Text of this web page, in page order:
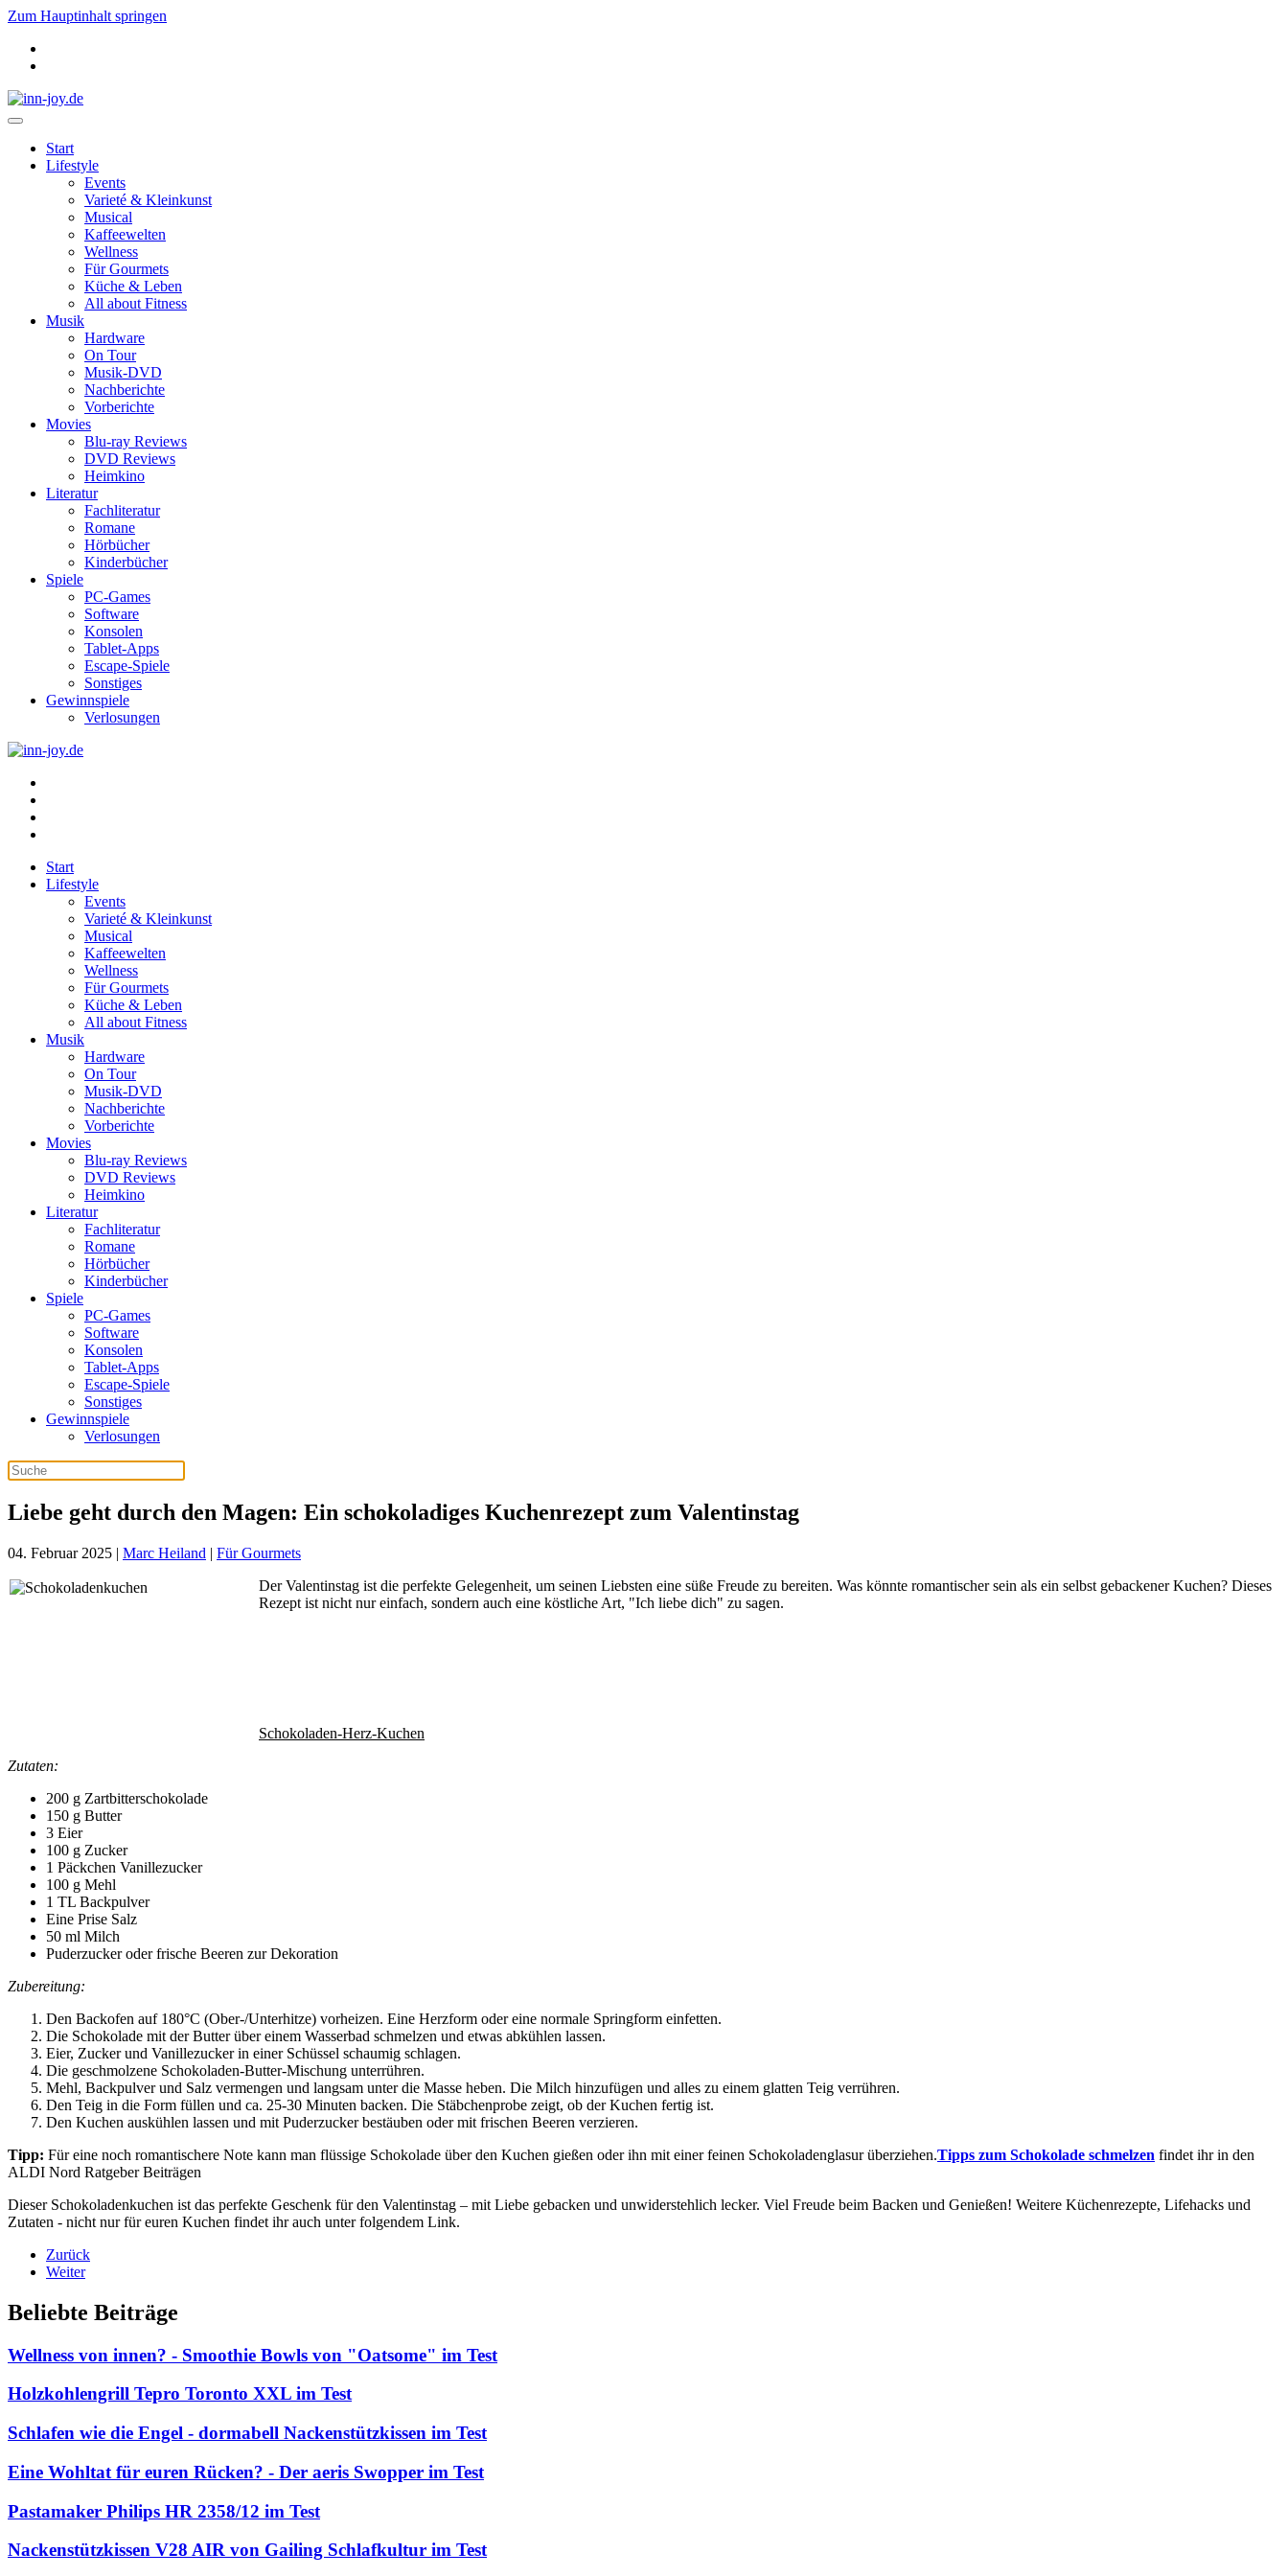
Zum Hauptinhalt springen
Start
Lifestyle
Events
Varieté & Kleinkunst
Musical
Kaffeewelten
Wellness
Für Gourmets
Küche & Leben
All about Fitness
Musik
Hardware
On Tour
Musik-DVD
Nachberichte
Vorberichte
Movies
Blu-ray Reviews
DVD Reviews
Heimkino
Literatur
Fachliteratur
Romane
Hörbücher
Kinderbücher
Spiele
PC-Games
Software
Konsolen
Tablet-Apps
Escape-Spiele
Sonstiges
Gewinnspiele
Verlosungen
Start
Lifestyle
Events
Varieté & Kleinkunst
Musical
Kaffeewelten
Wellness
Für Gourmets
Küche & Leben
All about Fitness
Musik
Hardware
On Tour
Musik-DVD
Nachberichte
Vorberichte
Movies
Blu-ray Reviews
DVD Reviews
Heimkino
Literatur
Fachliteratur
Romane
Hörbücher
Kinderbücher
Spiele
PC-Games
Software
Konsolen
Tablet-Apps
Escape-Spiele
Sonstiges
Gewinnspiele
Verlosungen
Liebe geht durch den Magen: Ein schokoladiges Kuchenrezept zum Valentinstag
04. Februar 2025 | Marc Heiland | Für Gourmets
Der Valentinstag ist die perfekte Gelegenheit, um seinen Liebsten eine süße Freude zu bereiten. Was könnte romantischer sein als ein selbst gebackener Kuchen? Dieses
Rezept ist nicht nur einfach, sondern auch eine köstliche Art, "Ich liebe dich" zu sagen.
Schokoladen-Herz-Kuchen
Zutaten:
200 g Zartbitterschokolade
150 g Butter
3 Eier
100 g Zucker
1 Päckchen Vanillezucker
100 g Mehl
1 TL Backpulver
Eine Prise Salz
50 ml Milch
Puderzucker oder frische Beeren zur Dekoration
Zubereitung:
Den Backofen auf 180°C (Ober-/Unterhitze) vorheizen. Eine Herzform oder eine normale Springform einfetten.
Die Schokolade mit der Butter über einem Wasserbad schmelzen und etwas abkühlen lassen.
Eier, Zucker und Vanillezucker in einer Schüssel schaumig schlagen.
Die geschmolzene Schokoladen-Butter-Mischung unterrühren.
Mehl, Backpulver und Salz vermengen und langsam unter die Masse heben. Die Milch hinzufügen und alles zu einem glatten Teig verrühren.
Den Teig in die Form füllen und ca. 25-30 Minuten backen. Die Stäbchenprobe zeigt, ob der Kuchen fertig ist.
Den Kuchen auskühlen lassen und mit Puderzucker bestäuben oder mit frischen Beeren verzieren.
Tipp: Für eine noch romantischere Note kann man flüssige Schokolade über den Kuchen gießen oder ihn mit einer feinen Schokoladenglasur überziehen.Tipps zum Schokolade schmelzen findet ihr in den
ALDI Nord Ratgeber Beiträgen
Dieser Schokoladenkuchen ist das perfekte Geschenk für den Valentinstag – mit Liebe gebacken und unwiderstehlich lecker. Viel Freude beim Backen und Genießen! Weitere Küchenrezepte, Lifehacks und
Zutaten - nicht nur für euren Kuchen findet ihr auch unter folgendem Link.
Zurück
Weiter
Beliebte Beiträge
Wellness von innen? - Smoothie Bowls von "Oatsome" im Test
Holzkohlengrill Tepro Toronto XXL im Test
Schlafen wie die Engel - dormabell Nackenstützkissen im Test
Eine Wohltat für euren Rücken? - Der aeris Swopper im Test
Pastamaker Philips HR 2358/12 im Test
Nackenstützkissen V28 AIR von Gailing Schlafkultur im Test